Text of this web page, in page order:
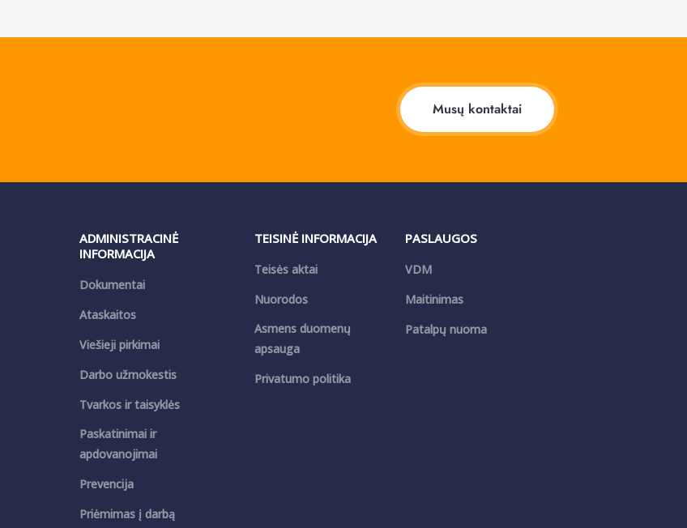
Musų kontaktai
ADMINISTRACINĖ
INFORMACIJA
Dokumentai
Ataskaitos
Viešieji pirkimai
Darbo užmokestis
Tvarkos ir taisyklės
Paskatinimai ir
apdovanojimai
Prevencija
Priėmimas į darbą
TEISINĖ INFORMACIJA
Teisės aktai
Nuorodos
Asmens duomenų
apsauga
Privatumo politika
PASLAUGOS
VDM
Maitinimas
Patalpų nuoma